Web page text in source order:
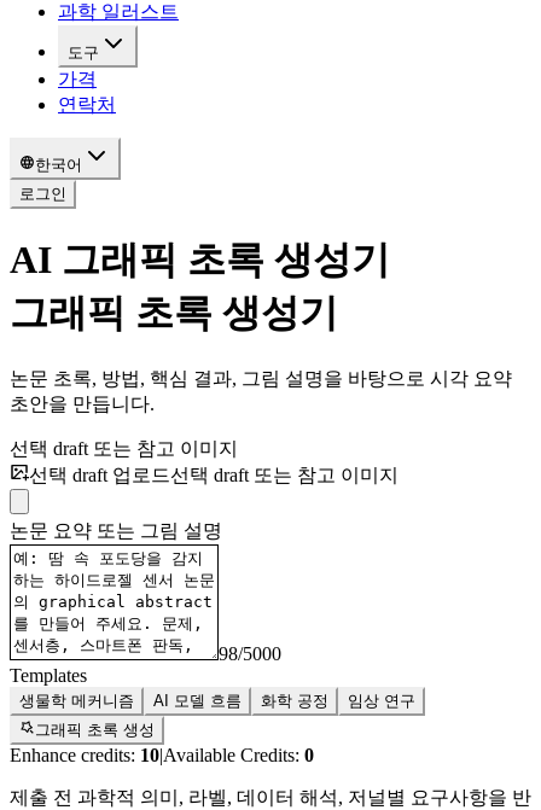
과학 일러스트
도구
가격
연락처
한국어
로그인
AI 그래픽 초록 생성기
그래픽 초록 생성기
논문 초록, 방법, 핵심 결과, 그림 설명을 바탕으로 시각 요약
초안을 만듭니다.
선택 draft 또는 참고 이미지
선택 draft 업로드선택 draft 또는 참고 이미지
논문 요약 또는 그림 설명
98/5000
Templates
생물학 메커니즘 AI 모델 흐름 화학 공정
임상 연구
그래픽 초록 생성
Enhance credits: 10|Available Credits: 0
제출 전 과학적 의미, 라벨, 데이터 해석, 저널별 요구사항을 반